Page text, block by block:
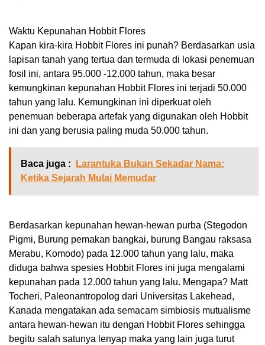
Waktu Kepunahan Hobbit Flores
Kapan kira-kira Hobbit Flores ini punah? Berdasarkan usia
lapisan tanah yang tertua dan termuda di lokasi penemuan
fosil ini, antara 95.000 -12.000 tahun, maka besar
kemungkinan kepunahan Hobbit Flores ini terjadi 50.000
tahun yang lalu. Kemungkinan ini diperkuat oleh
penemuan beberapa artefak yang digunakan oleh Hobbit
ini dan yang berusia paling muda 50.000 tahun.
Baca juga :
Larantuka Bukan Sekadar Nama:
Ketika Sejarah Mulai Memudar
Berdasarkan kepunahan hewan-hewan purba (Stegodon
Pigmi, Burung pemakan bangkai, burung Bangau raksasa
Merabu, Komodo) pada 12.000 tahun yang lalu, maka
diduga bahwa spesies Hobbit Flores ini juga mengalami
kepunahan pada 12.000 tahun yang lalu. Mengapa? Matt
Tocheri, Paleonantropolog dari Universitas Lakehead,
Kanada mengatakan ada semacam simbiosis mutualisme
antara hewan-hewan itu dengan Hobbit Flores sehingga
begitu salah satunya lenyap maka yang lain juga turut